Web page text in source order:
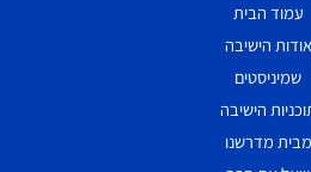
עמוד הבית
אודות הישיבה
שמיניסטים
הישיבה
מבית מדרשנו